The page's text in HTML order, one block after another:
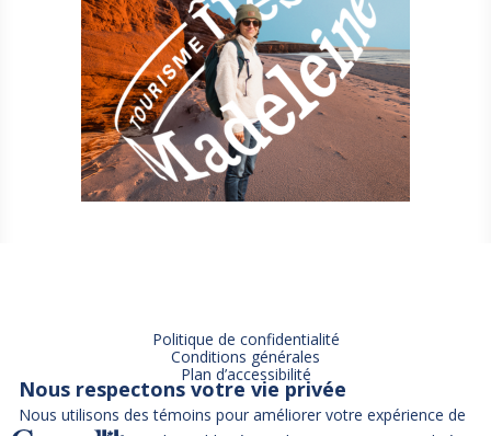
Politique de confidentialité
Conditions générales
Plan d’accessibilité
Nous respectons votre vie privée
Nous utilisons des témoins pour améliorer votre expérience de